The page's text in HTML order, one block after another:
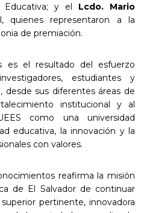
Educativa; y el Lcdo. Mario
quienes representaron a la
de premiación.
es el resultado del esfuerzo
estudiantes y
desde sus diferentes áreas de
institucional y al
como una universidad
educativa, la innovación y la
con valores.
reafirma la misión
de El Salvador de continuar
pertinente, innovadora